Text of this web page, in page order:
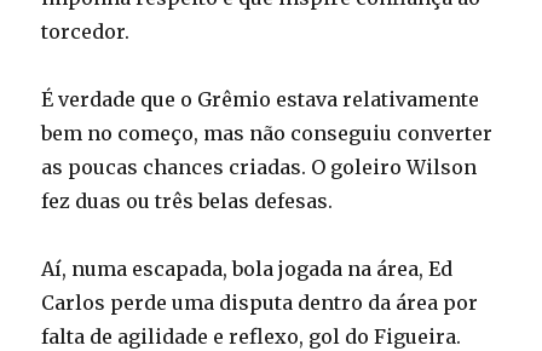
torcedor.
É verdade que o Grêmio estava relativamente
bem no começo, mas não conseguiu converter
as poucas chances criadas. O goleiro Wilson
fez duas ou três belas defesas.
Aí, numa escapada, bola jogada na área, Ed
Carlos perde uma disputa dentro da área por
falta de agilidade e reflexo, gol do Figueira.